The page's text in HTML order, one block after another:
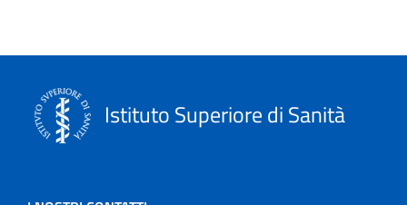
Istituto Superiore di Sanità